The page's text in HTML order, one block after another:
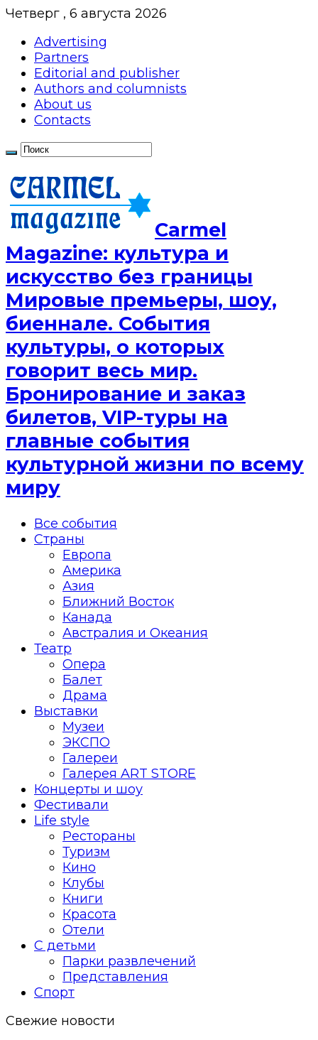
Четверг , 6 августа 2026
Advertising
Partners
Editorial and publisher
Authors and columnists
About us
Contacts
Сarmel
Magazine: культура и
искусство без границы
Мировые премьеры, шоу,
биеннале. События
культуры, о которых
говорит весь мир.
Бронирование и заказ
билетов, VIP-туры на
главные события
культурной жизни по всему
миру
Все события
Страны
Европа
Америка
Азия
Ближний Восток
Канада
Австралия и Океания
Театр
Опера
Балет
Драма
Выставки
Музеи
ЭКСПО
Галереи
Галерея ART STORE
Концерты и шоу
Фестивали
Life style
Рестораны
Туризм
Кино
Клубы
Книги
Красота
Отели
С детьми
Парки развлечений
Представления
Спорт
Свежие новости